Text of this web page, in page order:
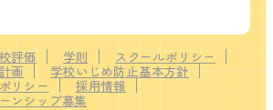
評価 学則
スクールポリシー
画
学校いじめ防止基本方針
リシー
採用情報
ンシップ募集